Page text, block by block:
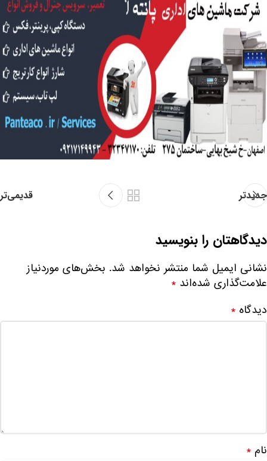
جدیدتر قدیمی‌تر
دیدگاهتان را بنویسید
نشانی ایمیل شما منتشر نخواهد شد. بخش‌های موردنیاز
علامت‌گذاری شده‌اند *
دیدگاه *
نام *